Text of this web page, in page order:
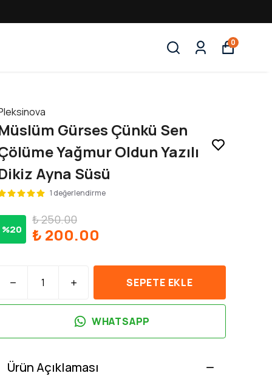
0
Gürses Çünkü Sen
Yağmur Oldun Yazılı
Ayna Süsü
1 değerlendirme
%20
₺ 250.00
₺ 200.00
SEPETE EKLE
WHATSAPP
Ürün Açıklaması